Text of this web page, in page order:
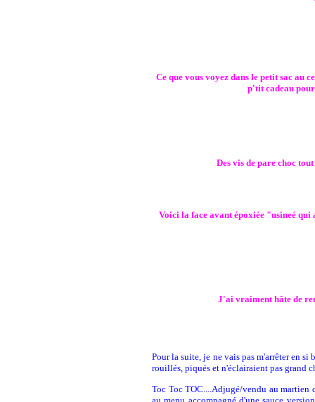
Ce que vous voyez dans le petit sac au
p'tit cadeau
Des vis de pare choc
Voici la face avant époxiée "usineé qui
J'ai vraiment hâte de
Pour la suite, je ne vais pas m'arrêter en
rouillés, piqués et n'éclairaient pas grand
Toc Toc TOC....Adjugé/vendu au martien